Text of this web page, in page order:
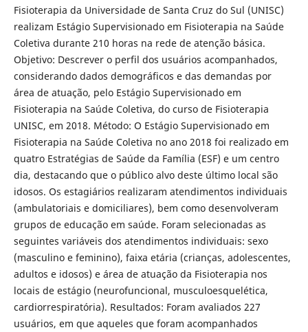
Fisioterapia da Universidade de Santa Cruz do Sul (UNISC)
realizam Estágio Supervisionado em Fisioterapia na Saúde
Coletiva durante 210 horas na rede de atenção básica.
Objetivo: Descrever o perfil dos usuários acompanhados,
considerando dados demográficos e das demandas por
área de atuação, pelo Estágio Supervisionado em
Fisioterapia na Saúde Coletiva, do curso de Fisioterapia
UNISC, em 2018. Método: O Estágio Supervisionado em
Fisioterapia na Saúde Coletiva no ano 2018 foi realizado em
quatro Estratégias de Saúde da Família (ESF) e um centro
dia, destacando que o público alvo deste último local são
idosos. Os estagiários realizaram atendimentos individuais
(ambulatoriais e domiciliares), bem como desenvolveram
grupos de educação em saúde. Foram selecionadas as
seguintes variáveis dos atendimentos individuais: sexo
(masculino e feminino), faixa etária (crianças, adolescentes,
adultos e idosos) e área de atuação da Fisioterapia nos
locais de estágio (neurofuncional, musculoesquelética,
cardiorrespiratória). Resultados: Foram avaliados 227
usuários, em que aqueles que foram acompanhados